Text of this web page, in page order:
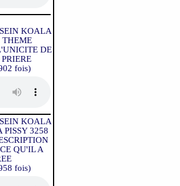
KOALA
DE
fois)
KOALA
3258
QU'IL A
fois)